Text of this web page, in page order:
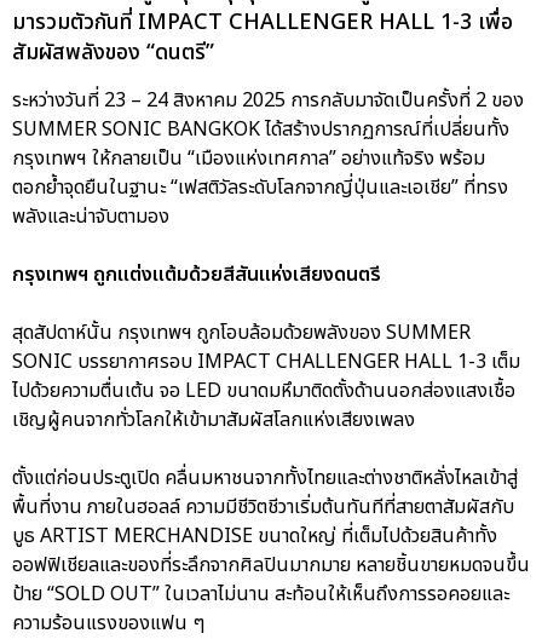
มารวมตัวกันที่ IMPACT CHALLENGER HALL 1-3 เพื่อ
สัมผัสพลังของ “ดนตรี”
ระหว่างวันที่ 23 – 24 สิงหาคม 2025 การกลับมาจัดเป็นครั้งที่ 2 ของ
SUMMER SONIC BANGKOK ได้สร้างปรากฏการณ์ที่เปลี่ยนทั้ง
กรุงเทพฯ ให้กลายเป็น “เมืองแห่งเทศกาล” อย่างแท้จริง พร้อม
ตอกย้ำจุดยืนในฐานะ “เฟสติวัลระดับโลกจากญี่ปุ่นและเอเชีย” ที่ทรง
พลังและน่าจับตามอง
กรุงเทพฯ ถูกแต่งแต้มด้วยสีสันแห่งเสียงดนตรี
สุดสัปดาห์นั้น กรุงเทพฯ ถูกโอบล้อมด้วยพลังของ SUMMER
SONIC บรรยากาศรอบ IMPACT CHALLENGER HALL 1-3 เต็ม
ไปด้วยความตื่นเต้น จอ LED ขนาดมหึมาติดตั้งด้านนอกส่องแสงเชื้อ
เชิญผู้คนจากทั่วโลกให้เข้ามาสัมผัสโลกแห่งเสียงเพลง
ตั้งแต่ก่อนประตูเปิด คลื่นมหาชนจากทั้งไทยและต่างชาติหลั่งไหลเข้าสู่
พื้นที่งาน ภายในฮอลล์ ความมีชีวิตชีวาเริ่มต้นทันทีที่สายตาสัมผัสกับ
บูธ ARTIST MERCHANDISE ขนาดใหญ่ ที่เต็มไปด้วยสินค้าทั้ง
ออฟฟิเชียลและของที่ระลึกจากศิลปินมากมาย หลายชิ้นขายหมดจนขึ้น
ป้าย “SOLD OUT” ในเวลาไม่นาน สะท้อนให้เห็นถึงการรอคอยและ
ความร้อนแรงของแฟน ๆ